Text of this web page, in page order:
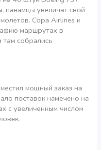
панамцы увеличат свой
Copa Airlines и
маршрутах в
собрались
мощный заказ на
поставок намечено на
с увеличенным числом